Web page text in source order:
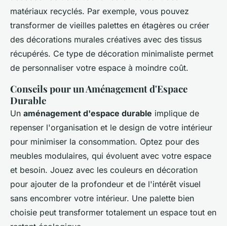
matériaux recyclés. Par exemple, vous pouvez
transformer de vieilles palettes en étagères ou créer
des décorations murales créatives avec des tissus
récupérés. Ce type de décoration minimaliste permet
de personnaliser votre espace à moindre coût.
Conseils pour un Aménagement d'Espace
Durable
Un aménagement d'espace durable implique de
repenser l'organisation et le design de votre intérieur
pour minimiser la consommation. Optez pour des
meubles modulaires, qui évoluent avec votre espace
et besoin. Jouez avec les couleurs en décoration
pour ajouter de la profondeur et de l'intérêt visuel
sans encombrer votre intérieur. Une palette bien
choisie peut transformer totalement un espace tout en